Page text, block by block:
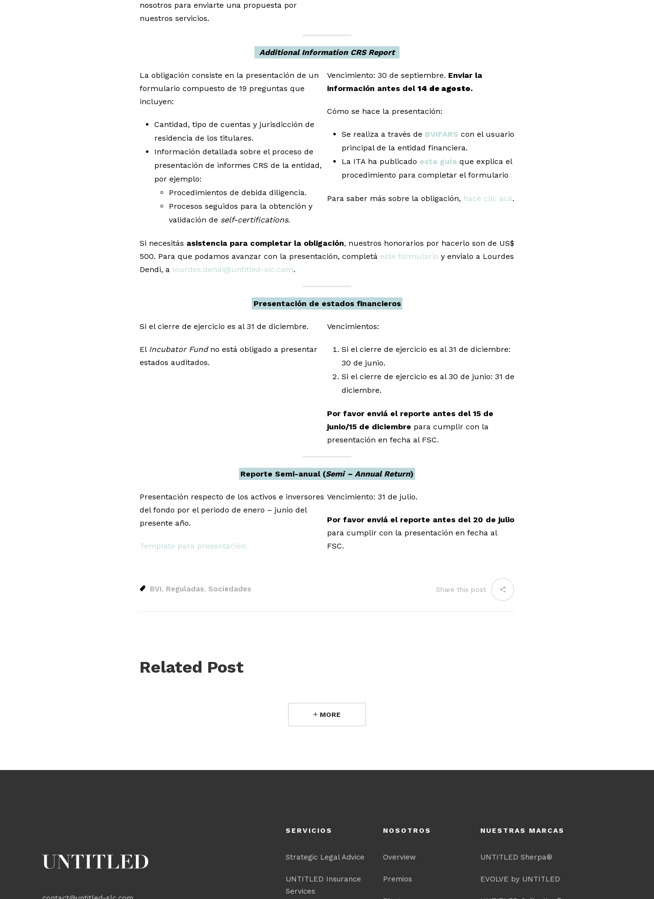
nosotros para enviarte una propuesta por
nuestros servicios.
Additional Information CRS Report
La obligación consiste en la presentación de un
formulario compuesto de 19 preguntas que
incluyen:
Cantidad, tipo de cuentas y jurisdicción de
residencia de los titulares.
Información detallada sobre el proceso de
presentación de informes CRS de la entidad,
por ejemplo:
Procedimientos de debida diligencia.
Procesos seguidos para la obtención y
validación de self-certifications.
Vencimiento: 30 de septiembre. Enviar la
información antes del 14 de agosto.
Cómo se hace la presentación:
Se realiza a través de BVIFARS con el usuario
principal de la entidad financiera.
La ITA ha publicado esta guía que explica el
procedimiento para completar el formulario
Para saber más sobre la obligación, hacé clic acá.
Si necesitás asistencia para completar la obligación, nuestros honorarios por hacerlo son de US$
500. Para que podamos avanzar con la presentación, completá este formulario y envialo a Lourdes
Dendi, a lourdes.dendi@untitled-slc.com.
Presentación de estados financieros
Si el cierre de ejercicio es al 31 de diciembre.
El Incubator Fund no está obligado a presentar
estados auditados.
Vencimientos:
Si el cierre de ejercicio es al 31 de diciembre:
30 de junio.
Si el cierre de ejercicio es al 30 de junio: 31 de
diciembre.
Por favor enviá el reporte antes del 15 de
junio/15 de diciembre para cumplir con la
presentación en fecha al FSC.
Reporte Semi-anual (Semi – Annual Return)
Presentación respecto de los activos e inversores
del fondo por el periodo de enero – junio del
presente año.
Template para presentación.
Vencimiento: 31 de julio.
Por favor enviá el reporte antes del 20 de julio
para cumplir con la presentación en fecha al
FSC.
BVI, Reguladas, Sociedades Share this post
Related Post
MORE
NUESTRAS MARCAS
UNTITLED Sherpa®
EVOLVE by UNTITLED
SERVICIOS
Strategic Legal Advice
UNTITLED Insurance
Services
NOSOTROS
Overview
Premios